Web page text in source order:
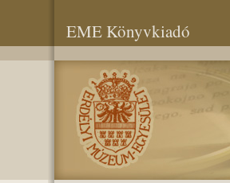
EME Könyvkiadó